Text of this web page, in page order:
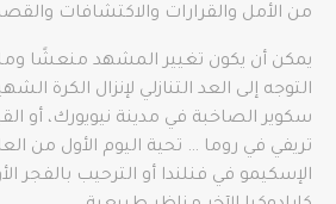
من الأمل والقرارات والاكتشافات
يمكن أن يكون تغيير المشهد منعشًا
التوجه إلى العد التنازلي لإنزال الكرة
سكوير الصاخبة في مدينة نيويورك، أو
تريفي في روما … تحية اليوم الأول من
الإسكيمو في فنلندا أو الترحيب بالفجر